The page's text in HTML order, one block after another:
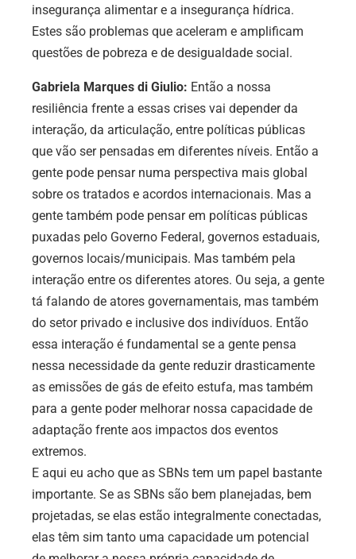
insegurança alimentar e a insegurança hídrica.
Estes são problemas que aceleram e amplificam
questões de pobreza e de desigualdade social.
Gabriela Marques di Giulio: Então a nossa
resiliência frente a essas crises vai depender da
interação, da articulação, entre políticas públicas
que vão ser pensadas em diferentes níveis. Então a
gente pode pensar numa perspectiva mais global
sobre os tratados e acordos internacionais. Mas a
gente também pode pensar em políticas públicas
puxadas pelo Governo Federal, governos estaduais,
governos locais/municipais. Mas também pela
interação entre os diferentes atores. Ou seja, a gente
tá falando de atores governamentais, mas também
do setor privado e inclusive dos indivíduos. Então
essa interação é fundamental se a gente pensa
nessa necessidade da gente reduzir drasticamente
as emissões de gás de efeito estufa, mas também
para a gente poder melhorar nossa capacidade de
adaptação frente aos impactos dos eventos
extremos.
E aqui eu acho que as SBNs tem um papel bastante
importante. Se as SBNs são bem planejadas, bem
projetadas, se elas estão integralmente conectadas,
elas têm sim tanto uma capacidade um potencial